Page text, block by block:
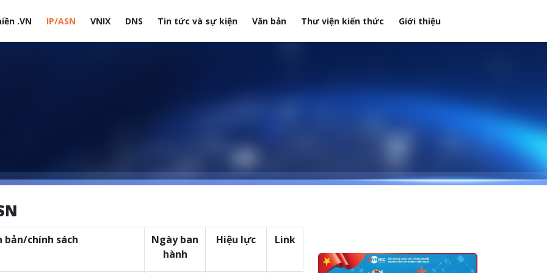
.VN IP/ASN VNIX DNS Tin tức và sự kiện Văn bản Thư viện kiến thức Giới thiệu
bản/chính sách
Ngày ban
hành
Hiệu lực Link